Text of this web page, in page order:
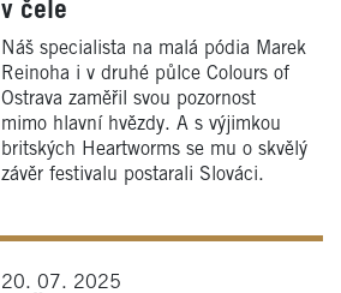
v čele
Náš specialista na malá pódia Marek
Reinoha i v druhé půlce Colours of
Ostrava zaměřil svou pozornost
mimo hlavní hvězdy. A s výjimkou
britských Heartworms se mu o skvělý
závěr festivalu postarali Slováci.
20. 07. 2025